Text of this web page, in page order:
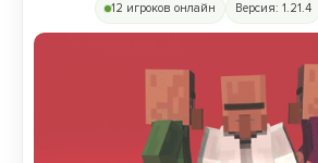
12 игроков онлайн Версия: 1.21.4